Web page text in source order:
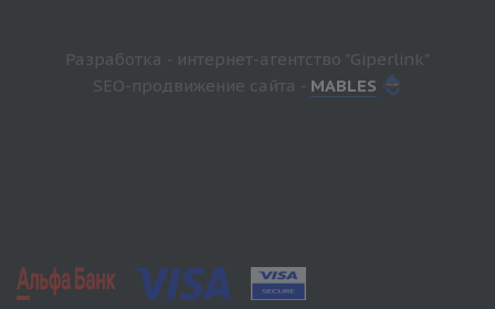
Разработка - интернет-агентство "Giperlink"
SEO-продвижение сайта - MABLES